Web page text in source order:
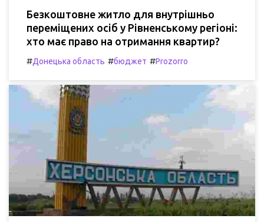
Безкоштовне житло для внутрішньо
переміщених осіб у Рівненському регіоні:
хто має право на отримання квартир?
#Донецька область #бюджет #Prozorro